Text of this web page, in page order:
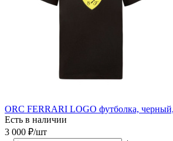
ORC FERRARI LOGO футболка,
Есть в наличии
3 000 ₽/шт